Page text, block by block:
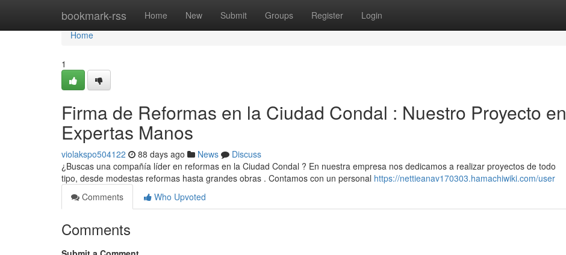
bookmark-rss Home New Submit Groups Register Login
Home
Home
1
Firma de Reformas en la Ciudad Condal : Nuestro Proyecto en
Expertas Manos
violakspo504122 88 days ago News
Discuss
¿Buscas una compañía líder en reformas en la Ciudad Condal ? En nuestra empresa nos dedicamos a realizar proyectos de todo
tipo, desde modestas reformas hasta grandes obras . Contamos con un personal https://nettieanav170303.hamachiwiki.com/user
Comments
Who Upvoted
Comments